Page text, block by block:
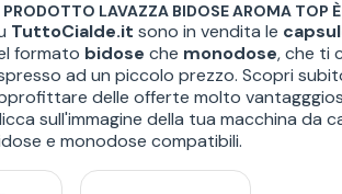
PRODOTTO LAVAZZA BIDOSE AROMA TOP
TuttoCialde.it sono in vendita le
formato bidose che monodose, che ti
ad un piccolo prezzo. Scopri
delle offerte molto
sull'immagine della tua macchina da
e monodose compatibili.